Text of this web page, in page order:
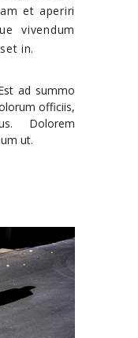
et aperiri
vivendum
in.
ad summo
officiis,
Dolorem
ut.